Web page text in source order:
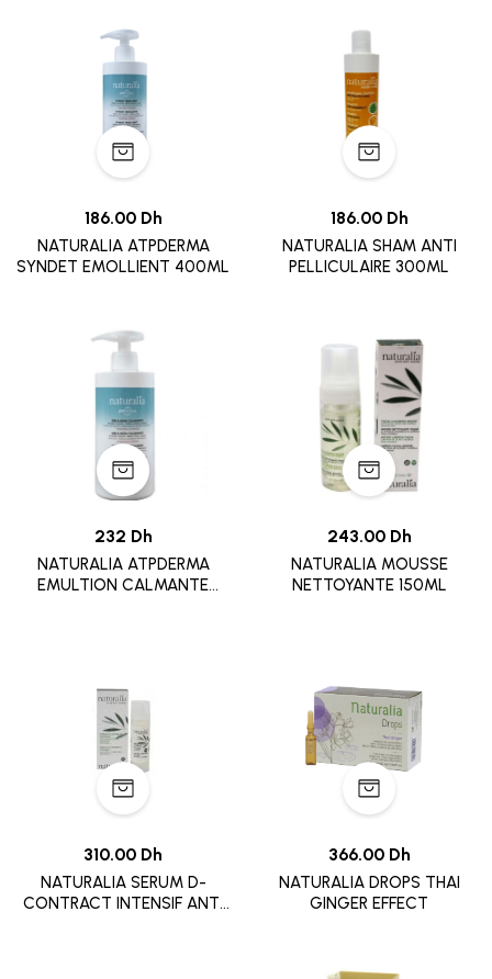
186.00 Dh
NATURALIA ATPDERMA
SYNDET EMOLLIENT 400ML
186.00 Dh
NATURALIA SHAM ANTI
PELLICULAIRE 300ML
232 Dh
NATURALIA ATPDERMA
EMULTION CALMANTE
243.00 Dh
NATURALIA MOUSSE
NETTOYANTE 150ML
310.00 Dh
NATURALIA SERUM D-
CONTRACT INTENSIF ANTI
366.00 Dh
NATURALIA DROPS THAI
GINGER EFFECT